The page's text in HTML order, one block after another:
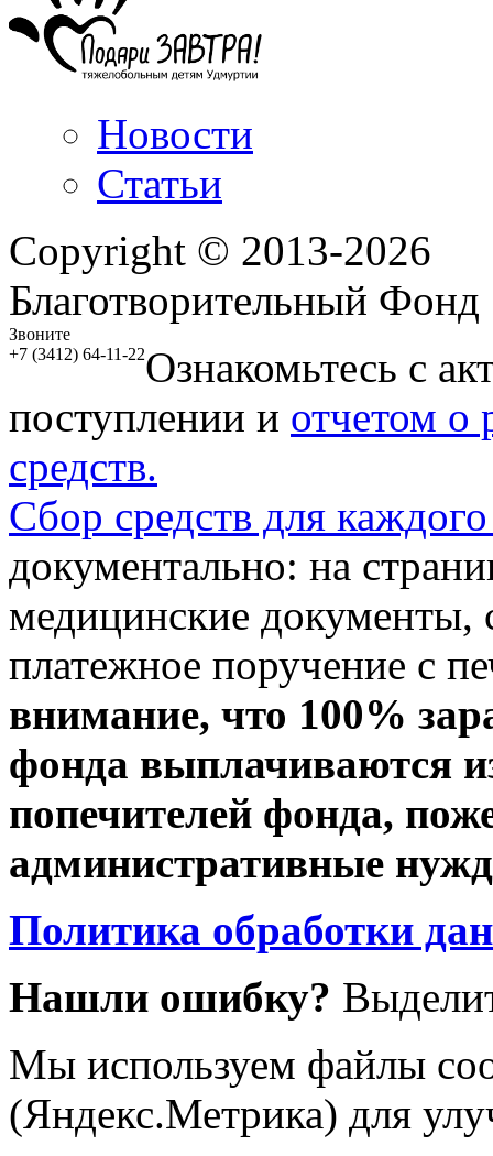
Новости
Статьи
Copyright © 2013-2026
Благотворительный
Звоните
+7 (3412) 64-11-22Ознакомьтесь с
поступлении и отчетом о
средств.
Сбор средств для
документально: на
медицинские документы,
платежное поручение с
внимание, что 100%
фонда выплачиваются
попечителей фонда,
административные
Политика обработки
Нашли ошибку?
Мы используем файлы
(Яндекс.Метрика) для